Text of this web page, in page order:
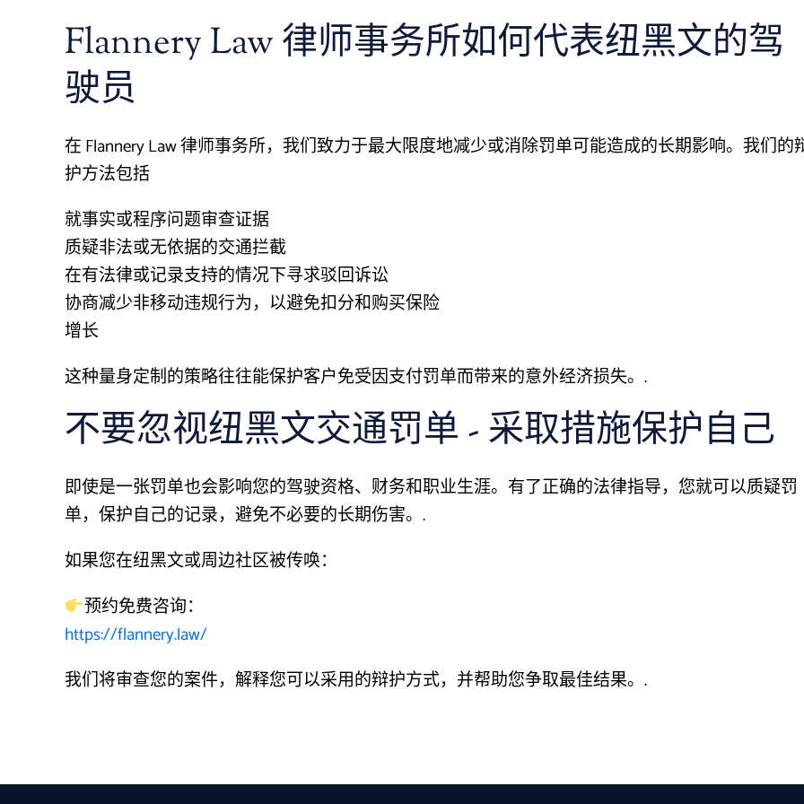
Flannery Law 律师事务所如何代表纽黑文的驾
驶员
在 Flannery Law 律师事务所，我们致力于最大限度地减少或消除罚单可能造成的长期影响。我们的
护方法包括
就事实或程序问题审查证据
质疑非法或无依据的交通拦截
在有法律或记录支持的情况下寻求驳回诉讼
协商减少非移动违规行为，以避免扣分和购买保险
增长
这种量身定制的策略往往能保护客户免受因支付罚单而带来的意外经济损失。.
不要忽视纽黑文交通罚单 - 采取措施保护自己
即使是一张罚单也会影响您的驾驶资格、财务和职业生涯。有了正确的法律指导，您就可以质疑罚
单，保护自己的记录，避免不必要的长期伤害。.
如果您在纽黑文或周边社区被传唤：
预约免费咨询：
https://flannery.law/
我们将审查您的案件，解释您可以采用的辩护方式，并帮助您争取最佳结果。.